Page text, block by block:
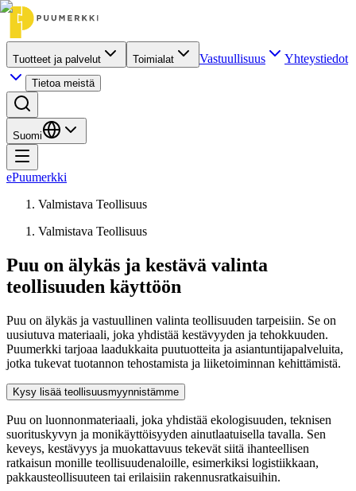
Tuotteet ja palvelut Toimialat Vastuullisuus Yhteystiedot
Tietoa meistä
Suomi
ePuumerkki
Valmistava Teollisuus
Valmistava Teollisuus
Puu on älykäs ja kestävä valinta
teollisuuden käyttöön
Puu on älykäs ja vastuullinen valinta teollisuuden tarpeisiin. Se on
uusiutuva materiaali, joka yhdistää kestävyyden ja tehokkuuden.
Puumerkki tarjoaa laadukkaita puutuotteita ja asiantuntijapalveluita,
jotka tukevat tuotannon tehostamista ja liiketoiminnan kehittämistä.
Kysy lisää teollisuusmyynnistämme
Puu on luonnonmateriaali, joka yhdistää ekologisuuden, teknisen
suorituskyvyn ja monikäyttöisyyden ainutlaatuisella tavalla. Sen
keveys, kestävyys ja muokattavuus tekevät siitä ihanteellisen
ratkaisun monille teollisuudenaloille, esimerkiksi logistiikkaan,
pakkausteollisuuteen tai erilaisiin rakennusratkaisuihin.